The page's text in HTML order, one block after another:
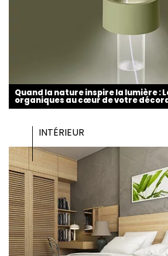
Quand la nature inspire la lumière :
organiques au cœur de votre
INTÉRIEUR